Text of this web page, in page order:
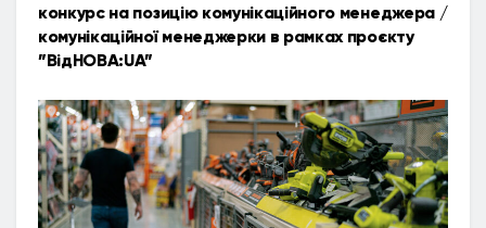
конкурс на позицію комунікаційного менеджера /
комунікаційної менеджерки в рамках проєкту
”ВідНОВА:UA”